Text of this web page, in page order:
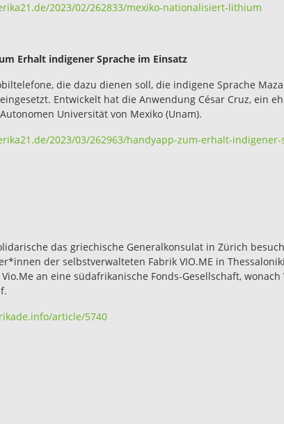
2023/02/262833/mexiko-nationalisiert-lithium
Erhalt indigener Sprache im Einsatz
die dazu dienen soll, die indigene Sprache
Entwickelt hat die Anwendung César Cruz, ein
Universität von Mexiko (Unam).
2023/03/262963/handyapp-zum-erhalt-indigener-
das griechische Generalkonsulat in Zürich
der selbstverwalteten Fabrik VIO.ME in
an eine südafrikanische Fonds-Gesellschaft,
article/5740